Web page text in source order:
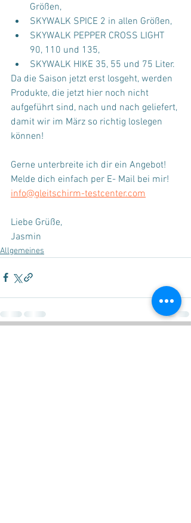
Größen,
SKYWALK SPICE 2 in allen Größen,
SKYWALK PEPPER CROSS LIGHT
90, 110 und 135,
SKYWALK HIKE 35, 55 und 75 Liter.
Da die Saison jetzt erst losgeht, werden
Produkte, die jetzt hier noch nicht
aufgeführt sind, nach und nach geliefert,
damit wir im März so richtig loslegen
können!
Gerne unterbreite ich dir ein Angebot!
Melde dich einfach per E- Mail bei mir!
info@gleitschirm-testcenter.com
Liebe Grüße,
Jasmin
Allgemeines